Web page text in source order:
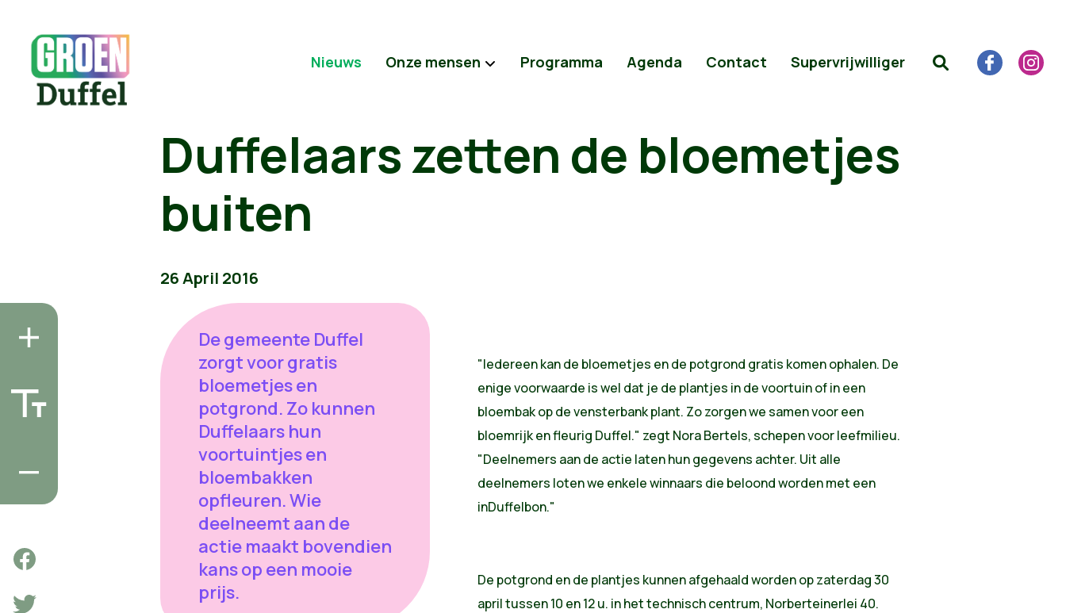
Nieuws Onze mensen Programma Agenda Contact Supervrijwilliger
Duffelaars zetten de bloemetjes
buiten
26 April 2016
De gemeente Duffel
zorgt voor gratis
bloemetjes en
potgrond. Zo kunnen
Duffelaars hun
voortuintjes en
bloembakken
opfleuren. Wie
deelneemt aan de
actie maakt bovendien
kans op een mooie
prijs.
"Iedereen kan de bloemetjes en de potgrond gratis komen ophalen. De
enige voorwaarde is wel dat je de plantjes in de voortuin of in een
bloembak op de vensterbank plant. Zo zorgen we samen voor een
bloemrijk en fleurig Duffel." zegt Nora Bertels, schepen voor leefmilieu.
"Deelnemers aan de actie laten hun gegevens achter. Uit alle
deelnemers loten we enkele winnaars die beloond worden met een
inDuffelbon."
De potgrond en de plantjes kunnen afgehaald worden op zaterdag 30
april tussen 10 en 12 u. in het technisch centrum, Norberteinerlei 40.